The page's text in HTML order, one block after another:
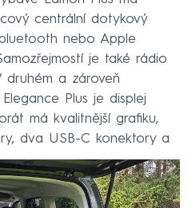
centrální dotykový
nebo Apple
je také rádio
druhém a zároveň
Plus je displej
má kvalitnější grafiku,
dva USB-C konektory a